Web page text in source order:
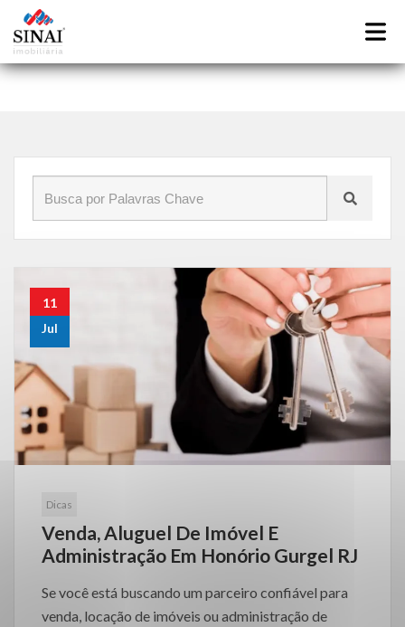
Início» Blog
11
Jul
Dicas
Venda, Aluguel De Imóvel E
Administração Em Honório Gurgel RJ
Se você está buscando um parceiro confiável para
venda, locação de imóveis ou administração de